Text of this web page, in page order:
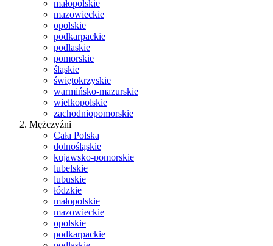
małopolskie
mazowieckie
opolskie
podkarpackie
podlaskie
pomorskie
śląskie
świętokrzyskie
warmińsko-mazurskie
wielkopolskie
zachodniopomorskie
Mężczyźni
Cała Polska
dolnośląskie
kujawsko-pomorskie
lubelskie
lubuskie
łódzkie
małopolskie
mazowieckie
opolskie
podkarpackie